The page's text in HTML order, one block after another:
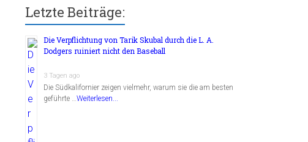
Letzte Beiträge:
Die Verpflichtung von Tarik Skubal durch die L. A.
Dodgers ruiniert nicht den Baseball
3 Tagen ago
Die Südkalifornier zeigen vielmehr, warum sie die am besten
geführte …Weiterlesen...